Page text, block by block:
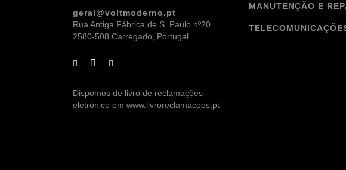
geral@voltmoderno.pt
Rua Antiga Fábrica de S. Paulo nº20
2580-508 Carregado, Portugal
Dispomos de livro de reclamações
eletrónico em www.livroreclamacoes.pt
MANUTENÇÃO E